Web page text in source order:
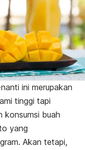
ini merupakan
tinggi tapi
konsumsi buah
yang
Akan tetapi,